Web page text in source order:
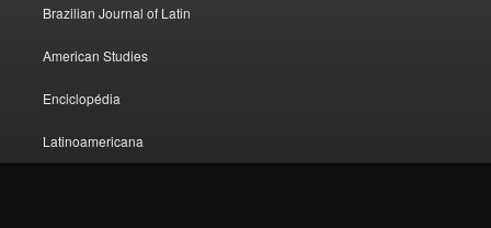
Brazilian Journal of Latin
American Studies
Enciclopédia
Latinoamericana